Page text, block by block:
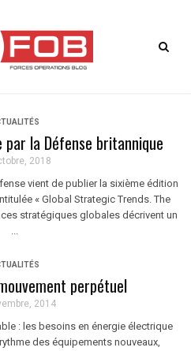
par la Défense britannique
2018
vient de publier la sixième édition
« Global Strategic Trends. The
stratégiques globales décrivent un
...
perpétuel
2014
: les besoins en énergie électrique
des équipements nouveaux,